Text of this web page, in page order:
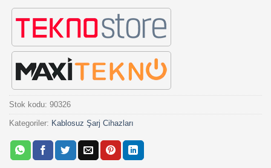
Stok kodu: 90326
Kategoriler: Kablosuz Şarj Cihazları